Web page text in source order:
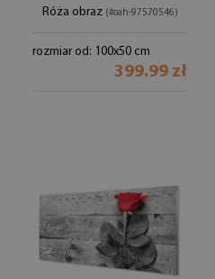
Róża obraz (#oah-97570546)
rozmiar od: 100x50 cm
399.99 zł